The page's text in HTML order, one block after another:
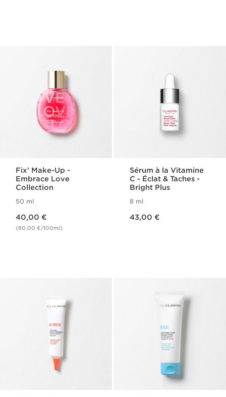
Fix' Make-Up -
Embrace Love
Collection
50 ml
40,00 €
(80,00 €/100ml)
Sérum à la Vitamine
C - Éclat & Taches -
Bright Plus
8 ml
43,00 €